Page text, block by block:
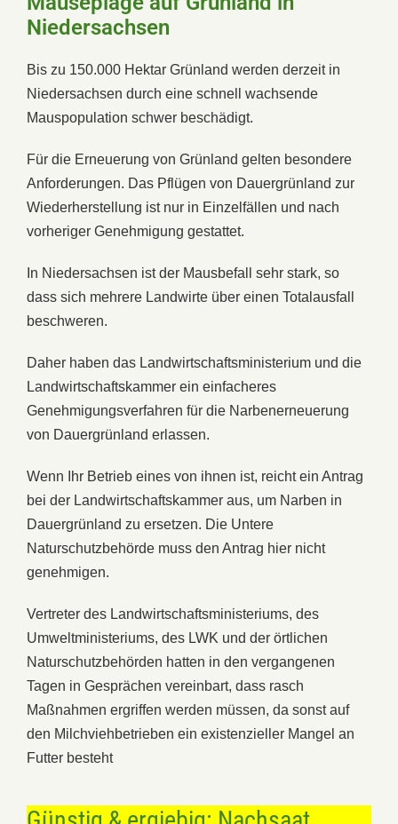
Niedersachsen
Bis zu 150.000 Hektar Grünland werden derzeit in
Niedersachsen durch eine schnell wachsende
Mauspopulation schwer beschädigt.
Für die Erneuerung von Grünland gelten besondere
Anforderungen. Das Pflügen von Dauergrünland zur
Wiederherstellung ist nur in Einzelfällen und nach
vorheriger Genehmigung gestattet.
In Niedersachsen ist der Mausbefall sehr stark, so
dass sich mehrere Landwirte über einen Totalausfall
beschweren.
Daher haben das Landwirtschaftsministerium und die
Landwirtschaftskammer ein einfacheres
Genehmigungsverfahren für die Narbenerneuerung
von Dauergrünland erlassen.
Wenn Ihr Betrieb eines von ihnen ist, reicht ein Antrag
bei der Landwirtschaftskammer aus, um Narben in
Dauergrünland zu ersetzen. Die Untere
Naturschutzbehörde muss den Antrag hier nicht
genehmigen.
Vertreter des Landwirtschaftsministeriums, des
Umweltministeriums, des LWK und der örtlichen
Naturschutzbehörden hatten in den vergangenen
Tagen in Gesprächen vereinbart, dass rasch
Maßnahmen ergriffen werden müssen, da sonst auf
den Milchviehbetrieben ein existenzieller Mangel an
Futter besteht